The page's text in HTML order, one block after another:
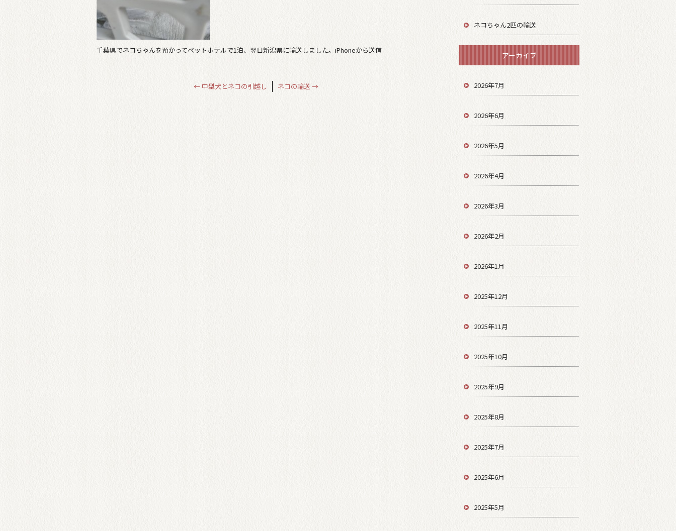
千葉県でネコちゃんを預かってペットホテルで1泊、翌日新潟県に輸送しました。iPhoneから送信
←中型犬とネコの引越し ネコの輸送 →
ネコちゃん2匹の輸送
アーカイブ
2026年7月
2026年6月
2026年5月
2026年4月
2026年3月
2026年2月
2026年1月
2025年12月
2025年11月
2025年10月
2025年9月
2025年8月
2025年7月
2025年6月
2025年5月